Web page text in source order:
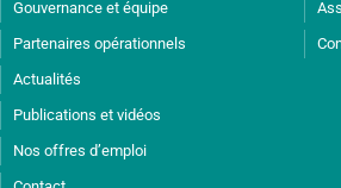
Gouvernance et équipe
Partenaires opérationnels
Actualités
Publications et vidéos
Nos offres d’emploi